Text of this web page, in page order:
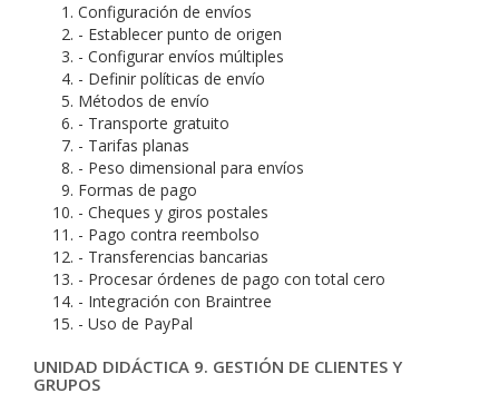
Configuración de envíos
- Establecer punto de origen
- Configurar envíos múltiples
- Definir políticas de envío
Métodos de envío
- Transporte gratuito
- Tarifas planas
- Peso dimensional para envíos
Formas de pago
- Cheques y giros postales
- Pago contra reembolso
- Transferencias bancarias
- Procesar órdenes de pago con total cero
- Integración con Braintree
- Uso de PayPal
UNIDAD DIDÁCTICA 9. GESTIÓN DE CLIENTES Y
GRUPOS